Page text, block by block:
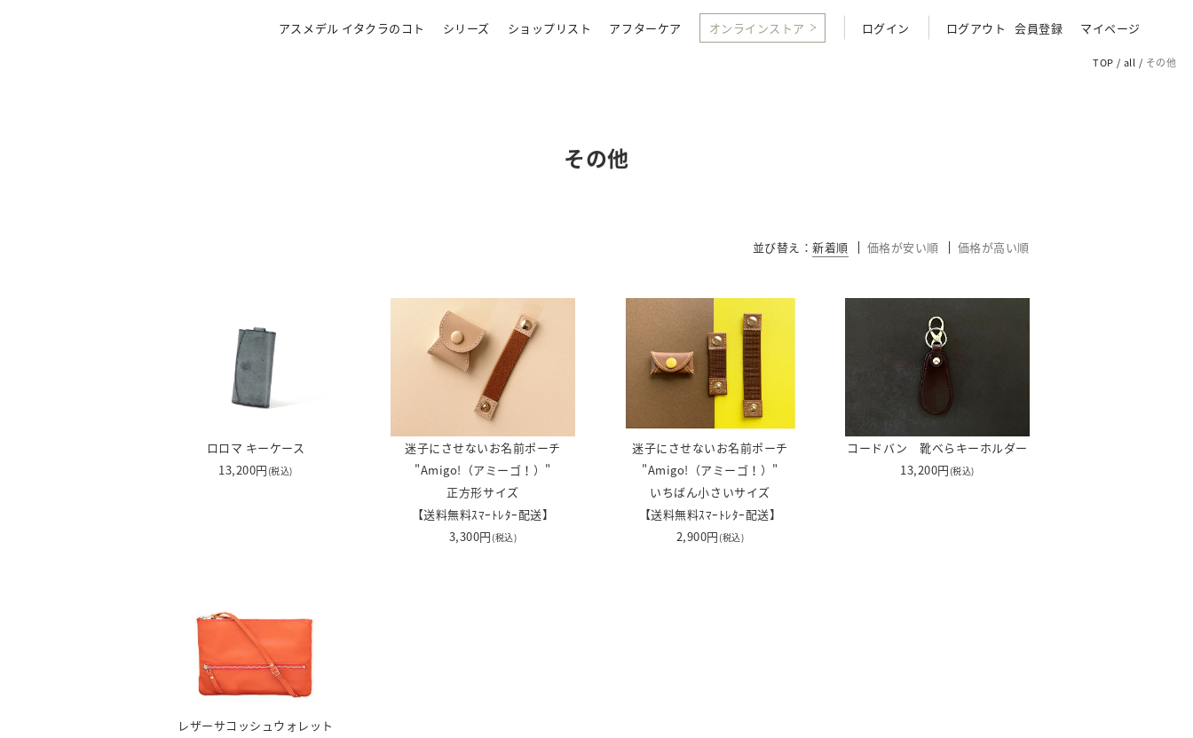
アスメデル イタクラのコト シリーズ ショップリスト アフターケア オンラインストア ログイン ログアウト 会員登録 マイページ
TOP all その他
その他
並び替え 新着順 価格が安い順 価格が高い順
ロロマ キーケース
13,200円 (税込)
迷子にさせないお名前ポーチ
"Amigo!（アミーゴ！）"
正方形サイズ
【送料無料ｽﾏｰﾄﾚﾀｰ配送】
3,300円 (税込)
迷子にさせないお名前ポーチ
"Amigo!（アミーゴ！）"
いちばん小さいサイズ
【送料無料ｽﾏｰﾄﾚﾀｰ配送】
2,900円 (税込)
コードバン 靴べらキーホルダー
13,200円 (税込)
レザーサコッシュウォレット